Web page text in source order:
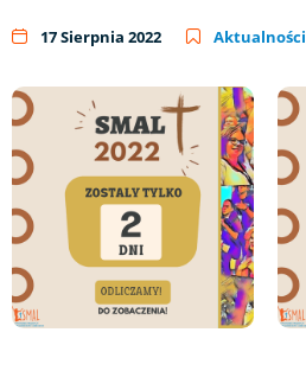
17 Sierpnia 2022 Aktualności